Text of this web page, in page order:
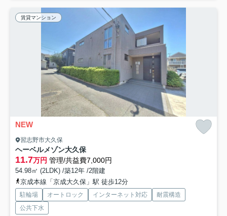
賃貸マンション
NEW
習志野市大久保
ヘーベルメゾン大久保
11.7万円 管理/共益費7,000円
54.98㎡ (2LDK) /築12年 /2階建
京成本線「京成大久保」駅 徒歩12分
駐輪場 オートロック インターネット対応
耐震構造
公共下水